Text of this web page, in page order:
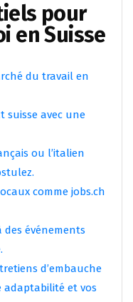
pour
en Suisse
du travail en
suisse avec une
ou l’italien
comme jobs.ch
événements
d’embauche
et vos